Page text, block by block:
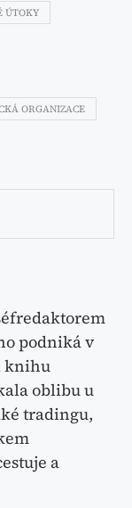
ÚTOKY
ORGANIZACE
podniká v
knihu
oblibu u
tradingu,
a